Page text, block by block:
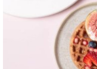
Latte Prato Raso Bio
R$ 46,80
R$ 38,95
em até 1x de R$ 38,95